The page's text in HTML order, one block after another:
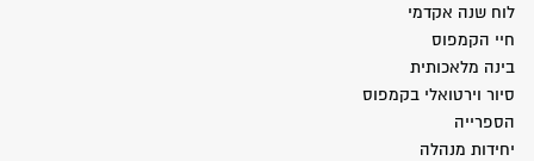
לוח שנה אקדמי
חיי הקמפוס
בינה מלאכותית
סיור וירטואלי בקמפוס
הספרייה
יחידות מנהלה